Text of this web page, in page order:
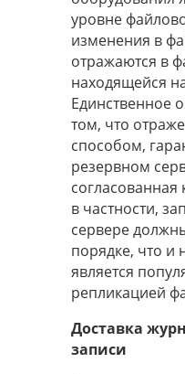
уровне
изменения в
отражаются в
находящейся
Единственное
том, что
способом,
резервном
в частности,
сервере
порядке, что и
является
репликацией
Доставка
записи